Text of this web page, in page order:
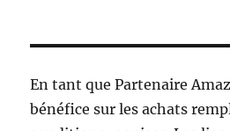
En tant que Partenaire
bénéfice sur les achats